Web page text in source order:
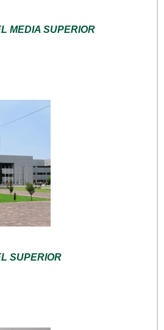
MEDIA SUPERIOR
SUPERIOR